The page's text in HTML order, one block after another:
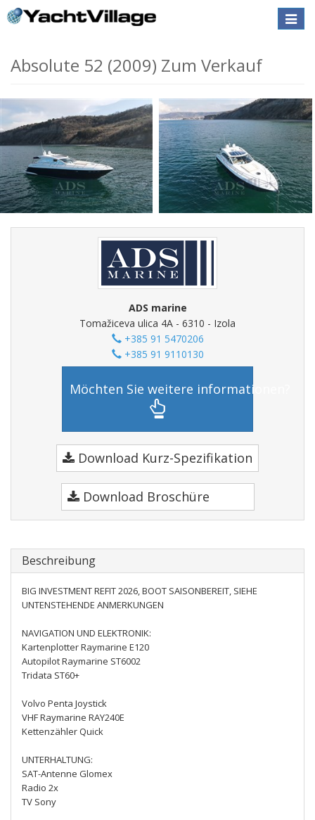
Toggle
Absolute 52 (2009) Zum Verkauf
ADS marine
Tomažiceva ulica 4A - 6310 - Izola
+385 91 5470206
+385 91 9110130
Möchten Sie weitere informationen?
Download Kurz-Spezifikation
Download Broschüre
Beschreibung
BIG INVESTMENT REFIT 2026, BOOT SAISONBEREIT, SIEHE
UNTENSTEHENDE ANMERKUNGEN
NAVIGATION UND ELEKTRONIK:
Kartenplotter Raymarine E120
Autopilot Raymarine ST6002
Tridata ST60+
Volvo Penta Joystick
VHF Raymarine RAY240E
Kettenzähler Quick
UNTERHALTUNG:
SAT-Antenne Glomex
Radio 2x
TV Sony